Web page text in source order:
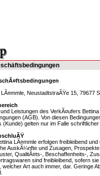
NeustadtstraÃŸe 15, 79677
Leistungen des VerkÃ¤ufers
(AGB). Von diesen
(Kunde) gelten nur im Falle
LÃ¤mmle erfolgen freibleibend
AuskÃ¼nfte und Zusagen,
QualitÃ¤ts-, Beschaffenheits-,
sind freibleibend, sofern
welcher Art auch immer, dar. Geringe